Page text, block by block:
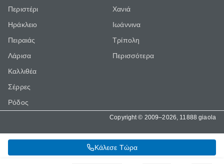
Κάλεσε Τώρα
Περιστέρι
Ηράκλειο
Πειραιάς
Λάρισα
Καλλιθέα
Σέρρες
Ρόδος
Χανιά
Ιωάννινα
Τρίπολη
Περισσότερα
Copyright © 2009–2026, 11888 giaola